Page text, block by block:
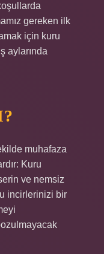
gereken ilk
için kuru
aylarında
muhafaza
Kuru
ve nemsiz
incirlerinizi bir